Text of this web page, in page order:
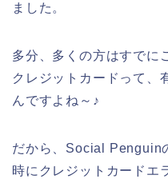
ました。
多分、多くの方はすでに
クレジットカードって、
んですよね～♪
だから、Social Penguin
時にクレジットカードエ